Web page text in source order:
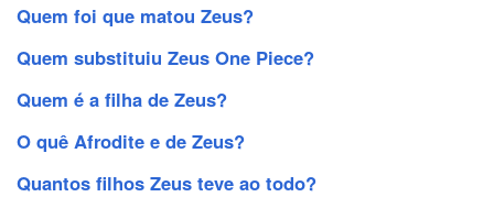
Quem foi que matou Zeus?
Quem substituiu Zeus One Piece?
Quem é a filha de Zeus?
O quê Afrodite e de Zeus?
Quantos filhos Zeus teve ao todo?